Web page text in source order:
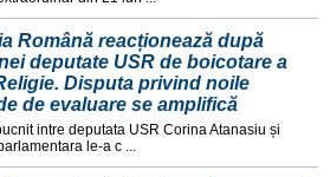
Română reacționează după
deputate USR de boicotare a
Disputa privind noile
de evaluare se amplifică
intre deputata USR Corina Atanasiu și
le-a c ...